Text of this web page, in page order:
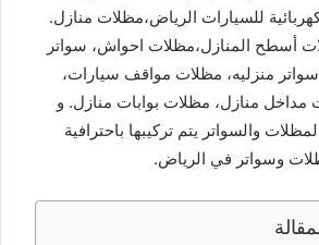
للسيارات الرياض،مظلات منازل.
أسطح المنازل،مظلات احواش، سواتر
منزليه، مظلات مواقف سيارات،
منازل، مظلات بوابات منازل. و
والسواتر يتم تركيبها باحترافية
وسواتر في الرياض.